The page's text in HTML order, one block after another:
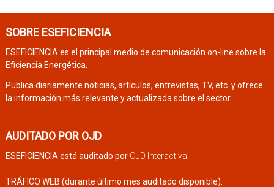
SOBRE ESEFICIENCIA
ESEFICIENCIA es el principal medio de comunicación on-line sobre la
Eficiencia Energética.
Publica diariamente noticias, artículos, entrevistas, TV, etc. y ofrece
la información más relevante y actualizada sobre el sector.
AUDITADO POR OJD
ESEFICIENCIA está auditado por OJD Interactiva
TRÁFICO WEB (durante último mes auditado disponible):